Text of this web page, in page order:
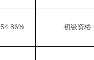
54.86% 初级资格